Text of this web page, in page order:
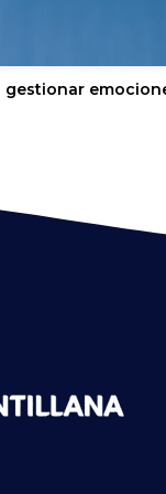
gestionar